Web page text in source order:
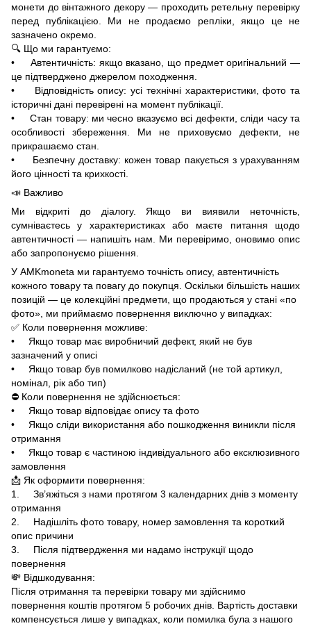
монети до вінтажного декору — проходить ретельну перевірку
перед публікацією. Ми не продаємо репліки, якщо це не
зазначено окремо.
🔍 Що ми гарантуємо:
• Автентичність: якщо вказано, що предмет оригінальний —
це підтверджено джерелом походження.
• Відповідність опису: усі технічні характеристики, фото та
історичні дані перевірені на момент публікації.
• Стан товару: ми чесно вказуємо всі дефекти, сліди часу та
особливості збереження. Ми не приховуємо дефекти, не
прикрашаємо стан.
• Безпечну доставку: кожен товар пакується з урахуванням
його цінності та крихкості.
📣 Важливо
Ми відкриті до діалогу. Якщо ви виявили неточність,
сумніваєтесь у характеристиках або маєте питання щодо
автентичності — напишіть нам. Ми перевіримо, оновимо опис
або запропонуємо рішення.
У AMKmoneta ми гарантуємо точність опису, автентичність
кожного товару та повагу до покупця. Оскільки більшість наших
позицій — це колекційні предмети, що продаються у стані «по
фото», ми приймаємо повернення виключно у випадках:
✅ Коли повернення можливе:
• Якщо товар має виробничий дефект, який не був
зазначений у описі
• Якщо товар був помилково надісланий (не той артикул,
номінал, рік або тип)
⛔ Коли повернення не здійснюється:
• Якщо товар відповідає опису та фото
• Якщо сліди використання або пошкодження виникли після
отримання
• Якщо товар є частиною індивідуального або ексклюзивного
замовлення
📩 Як оформити повернення:
1. Зв’яжіться з нами протягом 3 календарних днів з моменту
отримання
2. Надішліть фото товару, номер замовлення та короткий
опис причини
3. Після підтвердження ми надамо інструкції щодо
повернення
💸 Відшкодування:
Після отримання та перевірки товару ми здійснимо
повернення коштів протягом 5 робочих днів. Вартість доставки
компенсується лише у випадках, коли помилка була з нашого